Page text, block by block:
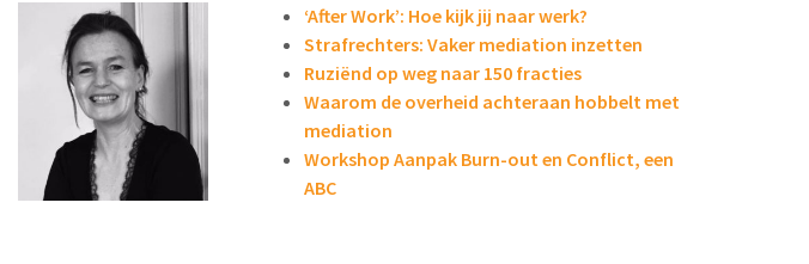
‘After Work’: Hoe kijk jij naar werk?
Strafrechters: Vaker mediation inzetten
Ruziënd op weg naar 150 fracties
Waarom de overheid achteraan hobbelt met
mediation
Workshop Aanpak Burn-out en Conflict, een
ABC